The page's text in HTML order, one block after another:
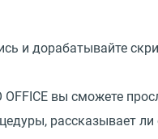
и дорабатывайте
OFFICE вы сможете
рассказывает